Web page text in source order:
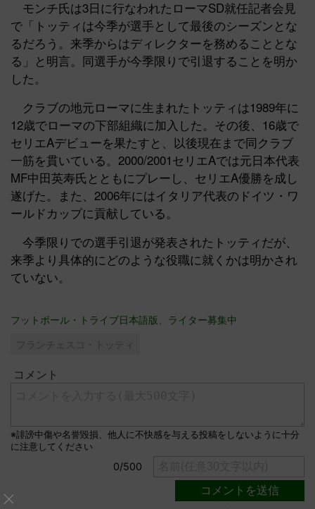
モンチ氏は3日に行なわれたローマSD就任記者会見
で「トッティは今季が選手として最後のシーズンとな
るだろう。来季からはディレクターを務めることとな
る」と明言。同選手が今季限りで引退することを明か
した。
クラブの地元ローマに生まれたトッティは1989年に
12歳でローマの下部組織に加入した。その後、16歳で
セリエAデビューを果たすと、以後現在まで同クラブ
一筋を貫いている。2000/2001セリエAでは元日本代表
MF中田英寿氏とともにプレーし、セリエA優勝を成し
遂げた。また、2006年にはイタリア代表のドイツ・ワ
ールドカップに貢献している。
今季限りでの選手引退が発表されたトッティだが、
来季より具体的にどのような役職に就くかは明かされ
ていない。
フットボール・トライブ日本語版、ライター募集中
フランチェスコ・トッティ